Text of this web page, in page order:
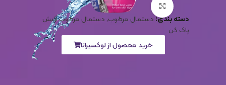
برای بزرگنمایی کلیک کنید
دسته بندی:دستمال مرطوب,دستمال مرطوب آرایش
پاک کن
خرید محصول از لوکسیرانا